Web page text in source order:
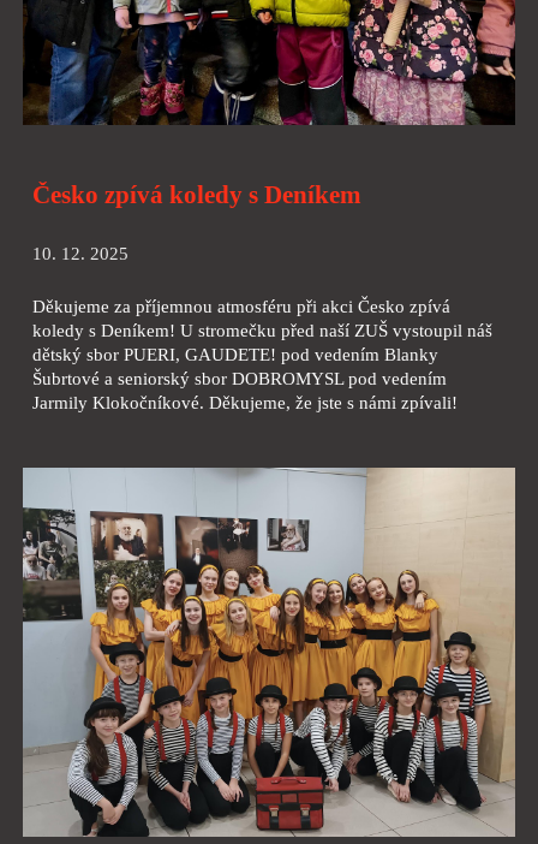
Česko zpívá koledy s Deníkem
10. 12. 2025
Děkujeme za příjemnou atmosféru při akci Česko zpívá
koledy s Deníkem! U stromečku před naší ZUŠ vystoupil náš
dětský sbor PUERI, GAUDETE! pod vedením Blanky
Šubrtové a seniorský sbor DOBROMYSL pod vedením
Jarmily Klokočníkové. Děkujeme, že jste s námi zpívali!